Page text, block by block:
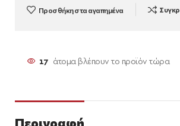
Προσθήκη στα αγαπημένα
17 άτομα βλέπουν το προϊόν τώρα